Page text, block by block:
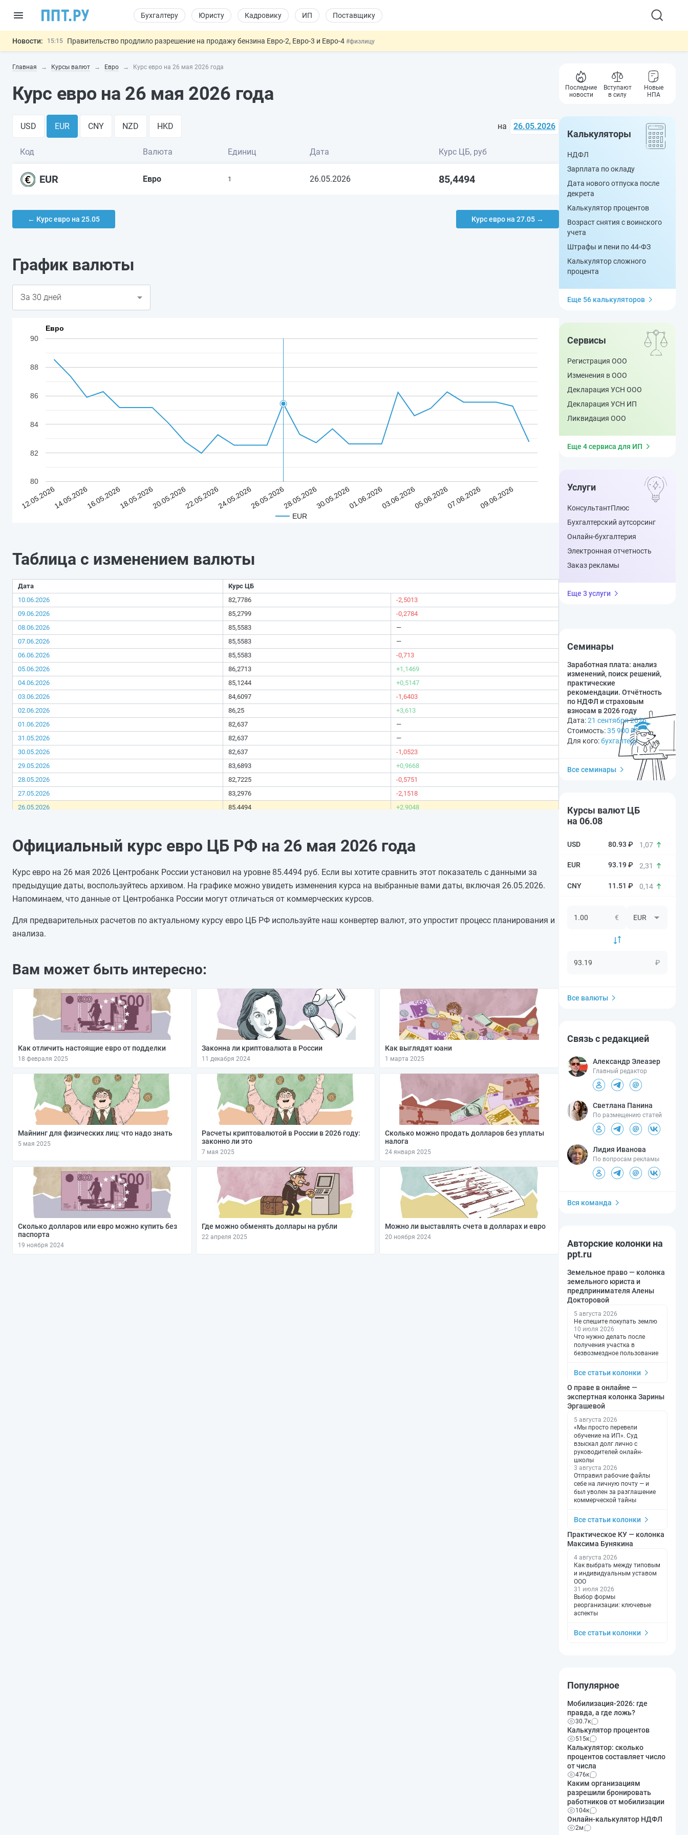
Бухгалтеру Юристу Кадровику ИП Поставщику
Новости: 15:15 Правительство продлило разрешение на продажу бензина Евро-2, Евро-3 и Евро-4 #физлицу
13:48
Важно Обеспечительный платёж СПОТ могут заменить банковской гарантией
15:51 МВД запускает автоматическое аннулирование патента иностранцев за неуплату НДФЛ
Главная Курсы валют Евро Курс евро на 26 мая 2026 года
Курс евро на 26 мая 2026 года
USD EUR CNY NZD HKD на 26.05.2026
Код Валюта Единиц Дата Курс ЦБ, руб
EUR Евро 1 26.05.2026 85,4494
← Курс евро на 25.05 Курс евро на 27.05 →
График валюты
Евро
EUR
12.05.202614.05.202616.05.202618.05.202620.05.202622.05.202624.05.202626.05.202628.05.202630.05.202601.06.202603.06.202605.06.202607.06.202609.06.2026
80
82
84
86
88
90
Таблица с изменением валюты
Дата
Курс ЦБ
10.06.2026
82,7786
-2,5013
09.06.2026
85,2799
-0,2784
08.06.2026
85,5583
—
07.06.2026
85,5583
—
06.06.2026
85,5583
-0,713
05.06.2026
86,2713
+1,1469
04.06.2026
85,1244
+0,5147
03.06.2026
84,6097
-1,6403
02.06.2026
86,25
+3,613
01.06.2026
82,637
—
31.05.2026
82,637
—
30.05.2026
82,637
-1,0523
29.05.2026
83,6893
+0,9668
28.05.2026
82,7225
-0,5751
27.05.2026
83,2976
-2,1518
26.05.2026
85,4494
+2,9048
23.05.2026
82,5446
-0,7301
21.05.2026
81,9824
-0,8047
20.05.2026
82,7871
-1,2872
19.05.2026
84,0743
18.05.2026
85,1831
—
17.05.2026
14.05.2026
13.05.2026
87,3792
-1,1699
12.05.2026
88,5491 —
Официальный курс евро ЦБ РФ на 26 мая 2026 года
Курс евро на 26 мая 2026 Центробанк России установил на уровне 85.4494 руб. Если вы хотите сравнить этот показатель с данными за
предыдущие даты, воспользуйтесь архивом. На графике можно увидеть изменения курса на выбранные вами даты, включая 26.05.2026.
Напоминаем, что данные от Центробанка России могут отличаться от коммерческих курсов.
Для предварительных расчетов по актуальному курсу евро ЦБ РФ используйте наш конвертер валют, это упростит процесс планирования и
анализа.
Вам может быть интересно:
Как отличить настоящие евро от подделки
18 февраля 2025
Законна ли криптовалюта в России
11 декабря 2024
Как выглядят юани
1 марта 2025
Майнинг для физических лиц: что надо знать
5 мая 2025
Расчеты криптовалютой в России в 2026 году:
законно ли это
7 мая 2025
Сколько можно продать долларов без уплаты
налога
24 января 2025
Сколько долларов или евро можно купить без
паспорта
19 ноября 2024
Где можно обменять доллары на рубли
22 апреля 2025
Можно ли выставлять счета в долларах и евро
20 ноября 2024
Последние
новости
Вступают
в силу
Новые
НПА
Калькуляторы
НДФЛ
Зарплата по окладу
Дата нового отпуска после
декрета
Калькулятор процентов
Возраст снятия с воинского
учета
Штрафы и пени по 44-ФЗ
Калькулятор сложного
процента
Еще 56 калькуляторов
Сервисы
Регистрация ООО
Изменения в ООО
Декларация УСН ООО
Декларация УСН ИП
Ликвидация ООО
Еще 4 сервиса для ИП
Услуги
КонсультантПлюс
Бухгалтерский аутсорсинг
Онлайн-бухгалтерия
Электронная отчетность
Заказ рекламы
Еще 3 услуги
Семинары
Заработная плата: анализ
изменений, поиск решений,
практические
рекомендации. Отчётность
по НДФЛ и страховым
взносам в 2026 году
Дата:21 сентября 2026
Стоимость:35 900 ₽
Для кого:бухгалтеру
Все семинары
Курсы валют ЦБ
на 06.08
80.93 ₽ 1,07
93.19 ₽ 2,31
11.51 ₽ 0,14
€
₽
Все валюты
Связь с редакцией
Александр Элеазер
Главный редактор
Светлана Панина
По размещению статей
Лидия Иванова
По вопросам рекламы
Вся команда
Авторские колонки на
ppt.ru
Земельное право — колонка
земельного юриста и
предпринимателя Алены
Докторовой
5 августа 2026
Не спешите покупать землю
10 июля 2026
Что нужно делать после
получения участка в
безвозмездное пользование
Все статьи колонки
О праве в онлайне —
экспертная колонка Зарины
Эргашевой
5 августа 2026
«Мы просто перевели
обучение на ИП». Суд
взыскал долг лично с
руководителей онлайн-
школы
3 августа 2026
Отправил рабочие файлы
себе на личную почту — и
был уволен за разглашение
коммерческой тайны
Все статьи колонки
Практическое КУ — колонка
Максима Бунякина
4 августа 2026
Как выбрать между типовым
и индивидуальным уставом
ООО
31 июля 2026
Выбор формы
реорганизации: ключевые
аспекты
Все статьи колонки
Популярное
Мобилизация-2026: где
правда, а где ложь?
30.7к
Калькулятор процентов
515к
Калькулятор: сколько
процентов составляет число
от числа
476к
Каким организациям
разрешили бронировать
работников от мобилизации
104к
Онлайн-калькулятор НДФЛ
2м